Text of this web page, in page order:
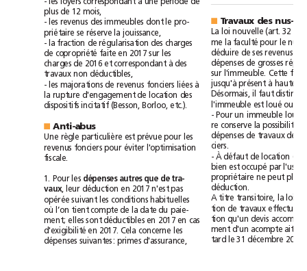
plus de 12
mois,
-
les revenus des immeubles dont le pro-
priétaire se réserve la
- la fraction de régularisation des charges
de copropriété faite en 2017 sur
les
charges
de 2016 et correspondant à des
travaux non déductibles,
- les majorations de revenus fonciers liées à
la rupture d'engagement de location des
dispositifs incitatif (Besson, Borloo, etc.).
Anti-abus
Une règle particulière est prévue pour
les
revenus
fonciers pour éviter
l'optimisation
1. Pour les dépenses autres que de
tra-
vaux, leur déduction en 2017 n'est
pas
opérée
suivant les conditions
habituelles
où
l’on tient compte de la date du paie-
ment; elles sont déductibles en 2017 en cas
d'exigibilité en 2017. Cela concerne
les
dépenses
suivantes: primes d'assurance,
Travaux des
La loi nouvelle (art. 32
me la faculté pour le
déduire de ses revenus
dépenses de
grosses
sur
l'immeuble. Cette
jusqu'à présent à
Désormais, faut
l'immeuble est loué ou
- Pour un immeuble
re
conserve la
dépenses de travaux de
ciers.
- À défaut de location
bien est occupé par
propriétaire ne peut
déduction.
A titre transitoire, la loi
tion de travaux
tion qu'un devis
ment d'un acompte ait
tard le 31décembre